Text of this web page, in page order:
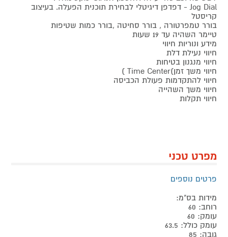
Jog Dial - דפדפן דיגיטלי לבחירת תוכנית הפעלה. בעיצוב
קריסטל
בורר טמפרטורה , בורר סחיטה ,בורר כמות שטיפות
טיימר השהיה עד 19 שעות
מידע ונוריות חיווי
חיווי נעילת דלת
חיווי מנגנון בטיחות
חיווי משך זמן)Time Center )
חיווי להתקדמות פעולת הכביסה
חיווי משך השהייה
חיווי תקלות
מפרט טכני
פרטים נוספים
מידות בס"מ:
רוחב: 60
עומק: 60
עומק כולל: 63.5
גובה: 85